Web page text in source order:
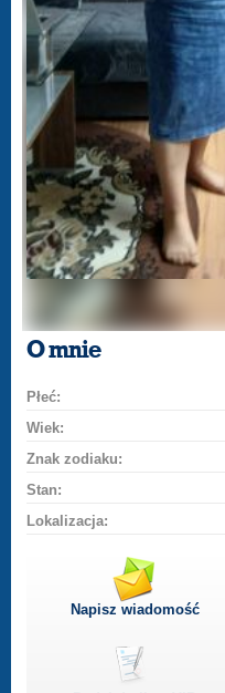
O mnie
Płeć:
Wiek:
Znak zodiaku:
Stan:
Lokalizacja:
Napisz wiadomość